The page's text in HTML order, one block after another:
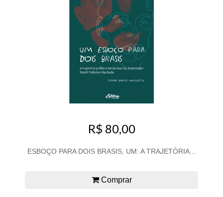
R$ 80,00
ESBOÇO PARA DOIS BRASIS, UM: A TRAJETÓRIA...
Comprar